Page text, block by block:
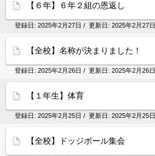
【６年】６年２組の恩返し
登録日: 2025年2月27日 / 更新日: 2025年2月27日
【全校】名称が決まりました！
登録日: 2025年2月26日 / 更新日: 2025年2月26日
【１年生】体育
登録日: 2025年2月25日 / 更新日: 2025年2月25日
【全校】ドッジボール集会